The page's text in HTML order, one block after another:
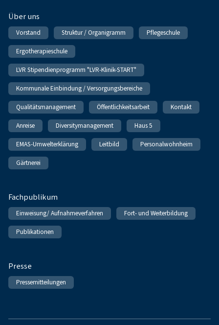
Über uns
Vorstand Struktur / Organigramm Pflegeschule
Ergotherapieschule
LVR Stipendienprogramm "LVR-Klinik-START"
Kommunale Einbindung / Versorgungsbereiche
Qualitätsmanagement Öffentlichkeitsarbeit Kontakt
Anreise Diversitymanagement Haus 5
EMAS-Umwelterklärung Leitbild Personalwohnheim
Gärtnerei
Fachpublikum
Einweisung/ Aufnahmeverfahren Fort- und Weiterbildung
Publikationen
Presse
Pressemitteilungen